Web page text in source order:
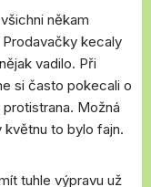
někam
kecaly
vadilo. Při
si často pokecali o
Možná
květnu to bylo fajn.
tuhle výpravu už